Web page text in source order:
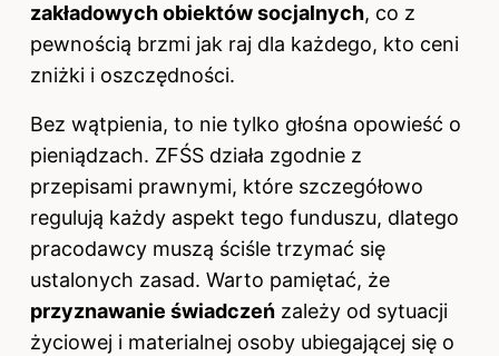
zakładowych obiektów socjalnych, co z
pewnością brzmi jak raj dla każdego, kto ceni
zniżki i oszczędności.
Bez wątpienia, to nie tylko głośna opowieść o
pieniądzach. ZFŚS działa zgodnie z
przepisami prawnymi, które szczegółowo
regulują każdy aspekt tego funduszu, dlatego
pracodawcy muszą ściśle trzymać się
ustalonych zasad. Warto pamiętać, że
przyznawanie świadczeń zależy od sytuacji
życiowej i materialnej osoby ubiegającej się o